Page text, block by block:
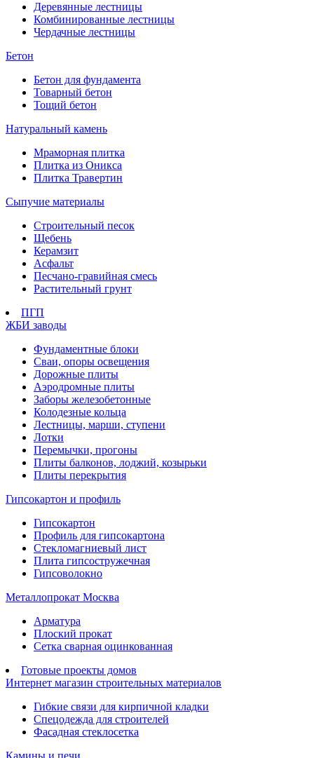
Деревянные лестницы
Комбинированные лестницы
Чердачные лестницы
Бетон
Бетон для фундамента
Товарный бетон
Тощий бетон
Натуральный камень
Мраморная плитка
Плитка из Оникса
Плитка Травертин
Сыпучие материалы
Строительный песок
Щебень
Керамзит
Асфальт
Песчано-гравийная смесь
Растительный грунт
ПГП
ЖБИ заводы
Фундаментные блоки
Сваи, опоры освещения
Дорожные плиты
Аэродромные плиты
Заборы железобетонные
Колодезные кольца
Лестницы, марши, ступени
Лотки
Перемычки, прогоны
Плиты балконов, лоджий, козырьки
Плиты перекрытия
Гипсокартон и профиль
Гипсокартон
Профиль для гипсокартона
Стекломагниевый лист
Плита гипсостружечная
Гипсоволокно
Металлопрокат Москва
Арматура
Плоский прокат
Сетка сварная оцинкованная
Готовые проекты домов
Интернет магазин строительных материалов
Гибкие связи для кирпичной кладки
Спецодежда для строителей
Фасадная стеклосетка